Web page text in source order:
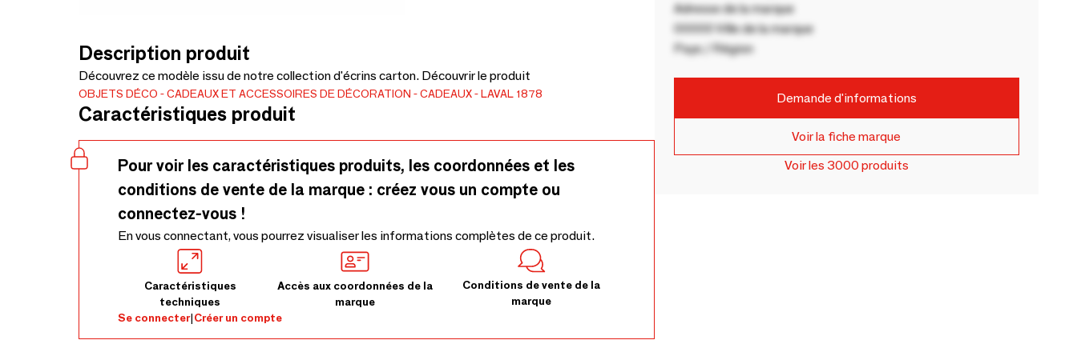
Description produit
Découvrez ce modèle issu de notre collection d'écrins carton. Découvrir le produit
OBJETS DÉCO CADEAUX ET ACCESSOIRES DE DÉCORATION CADEAUX LAVAL 1878
Caractéristiques produit
Pour voir les caractéristiques produits, les coordonnées et les
conditions de vente de la marque : créez vous un compte ou
connectez-vous !
En vous connectant, vous pourrez visualiser les informations complètes de ce produit.
Caractéristiques
techniques
Accès aux coordonnées de la
marque
Conditions de vente de la
marque
Se connecter|Créer un compte
Adresse de la marque
00000 Ville de la marque
Pays / Région
Demande d'informations
Voir la fiche marque
Voir les 3000 produits